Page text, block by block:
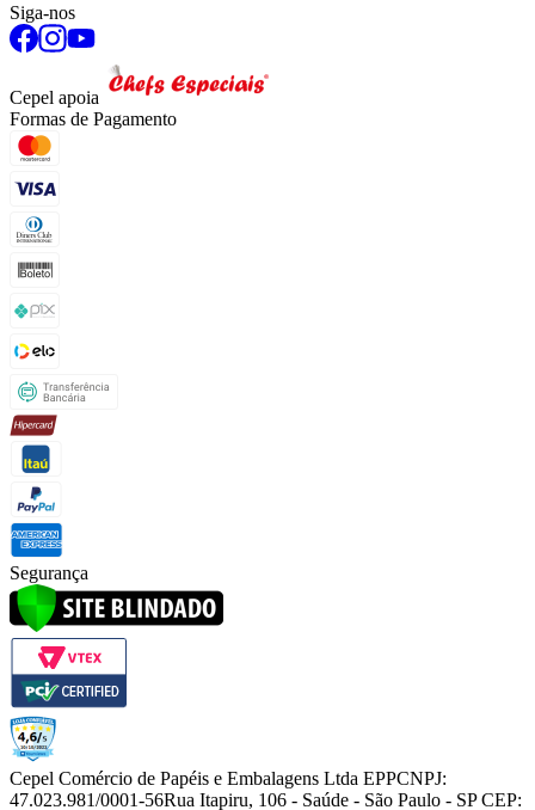
Siga-nos
Cepel apoia
Formas de Pagamento
Segurança
Cepel Comércio de Papéis e Embalagens Ltda EPPCNPJ:
47.023.981/0001-56Rua Itapiru, 106 - Saúde - São Paulo - SP CEP: